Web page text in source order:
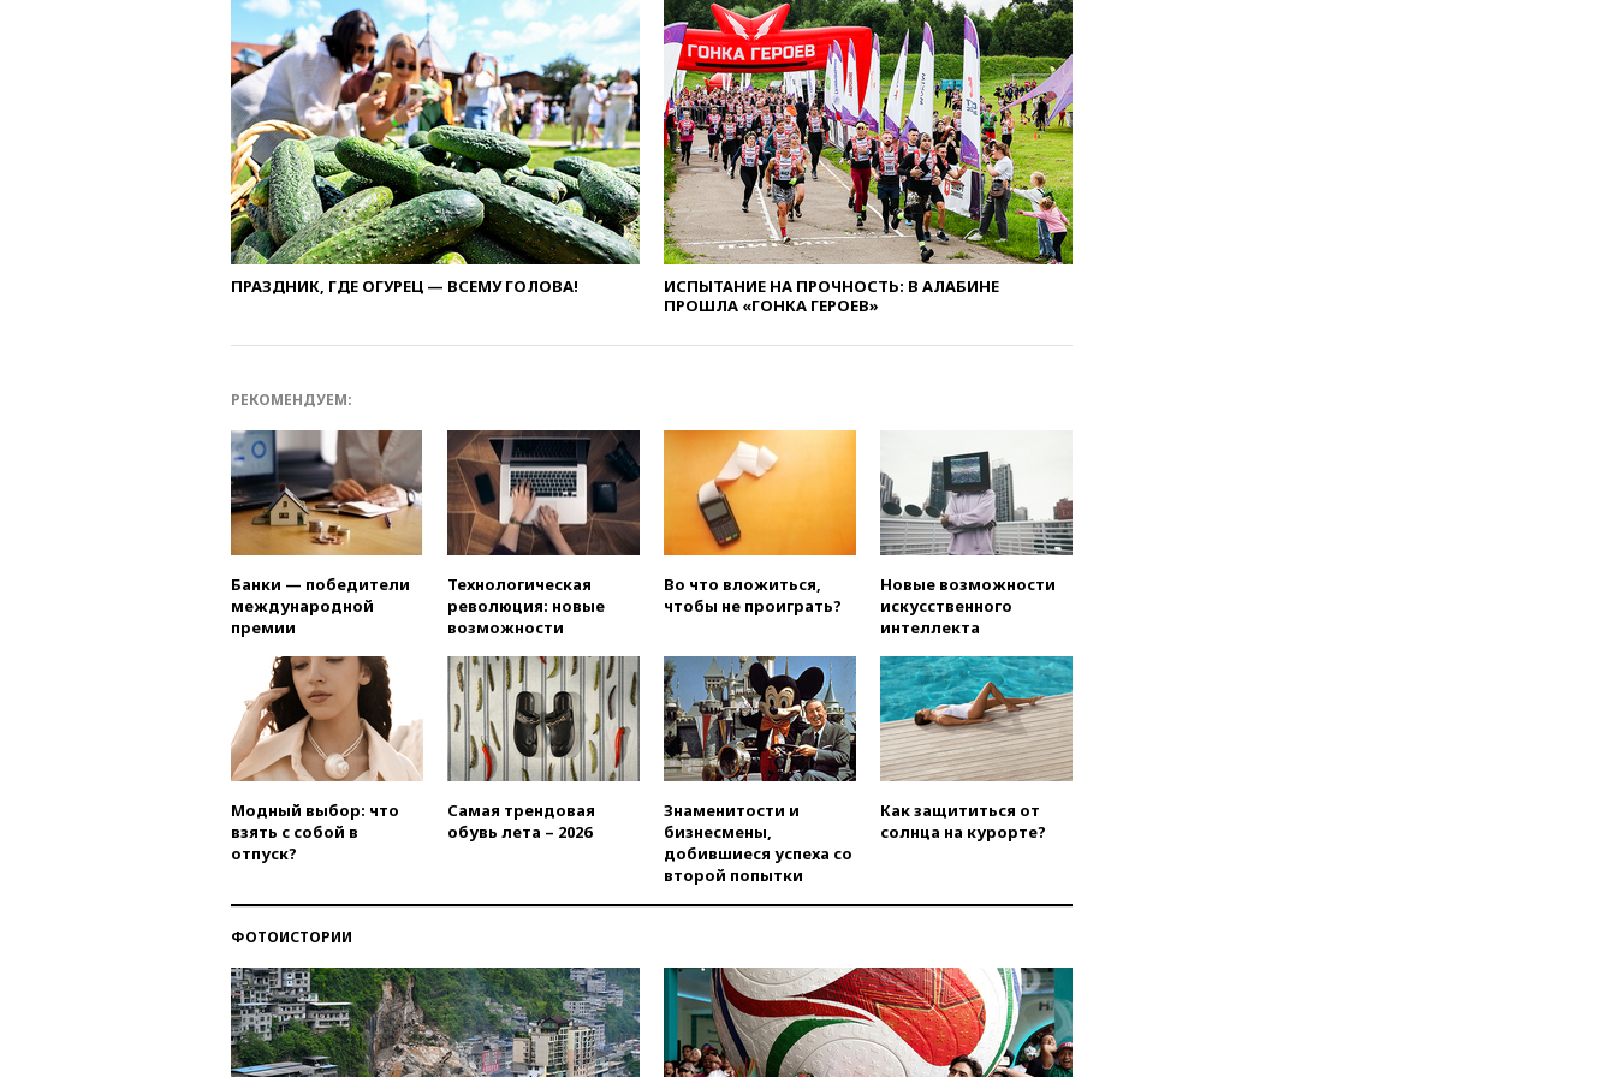
банкротство «Кванта» не
означает прекращения
производства телевизоров в
РФ
вчера, 22:35Семь грузовых
вагонов сошли с рельсов в
Оренбургской области
вчера, 22:22Минфин: в июле
выросли нефтегазовые
доходы российского бюджета
вчера, 22:15Аксаков: ЦБ
согласовал первый стандарт
пройдет в Саудовской Аравии
вчера, 21:35
Машков: в РФ
подготовили концепцию
развития театрального
искусства до 2035 года
РФ разрешило продажу
бензина старых
экологических классов
вчера, 21:15Путин обсудил с
Машковым 150-летие Союза
театральных деятелей
вчера, 20:47Newsweek:
«взрывная» диарея охватила
вчера, 20:35 ПВО за 12 часов
сбила 200 украинских
вчера, 20:15ТАСС: жизни
главы «Уралдронзавода»
после взрыва ничего не
угрожает
ПРАЗДНИК, ГДЕ ОГУРЕЦ — ВСЕМУ ГОЛОВА!
ИСПЫТАНИЕ НА ПРОЧНОСТЬ: В АЛАБИНЕ
ПРОШЛА «ГОНКА ГЕРОЕВ»
РЕКОМЕНДУЕМ:
Банки — победители
международной
премии
Технологическая
революция: новые
возможности
Во что вложиться,
чтобы не проиграть?
Новые возможности
искусственного
интеллекта
Модный выбор: что
взять с собой в
отпуск?
Самая трендовая
обувь лета – 2026
Знаменитости и
бизнесмены,
добившиеся успеха со
второй попытки
Как защититься от
солнца на курорте?
ФОТОИСТОРИИ